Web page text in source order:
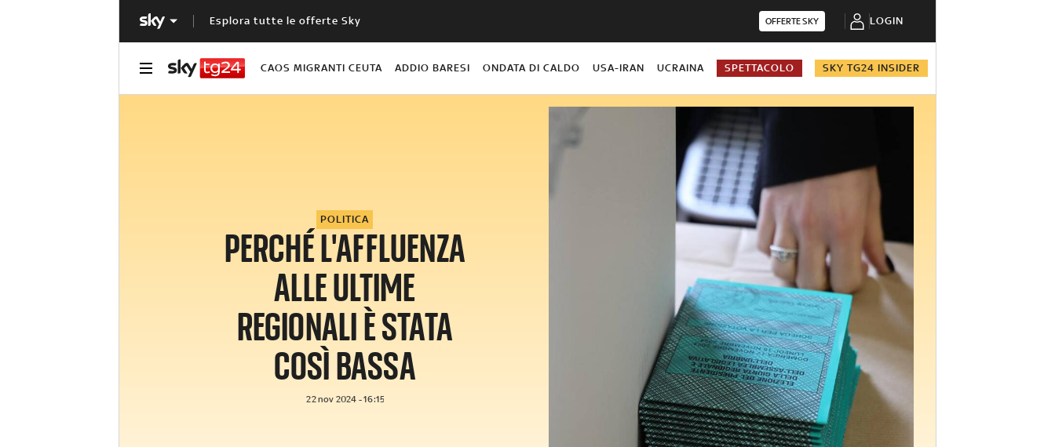
Esplora tutte le offerte Sky OFFERTE SKY LOGIN
CAOS MIGRANTI CEUTA ADDIO BARESI ONDATA DI CALDO USA-IRAN UCRAINA SPETTACOLO SKY TG24 INSIDER
POLITICA
PERCHÉ L'AFFLUENZA
ALLE ULTIME
REGIONALI È STATA
COSÌ BASSA
22 nov 2024 - 16:15